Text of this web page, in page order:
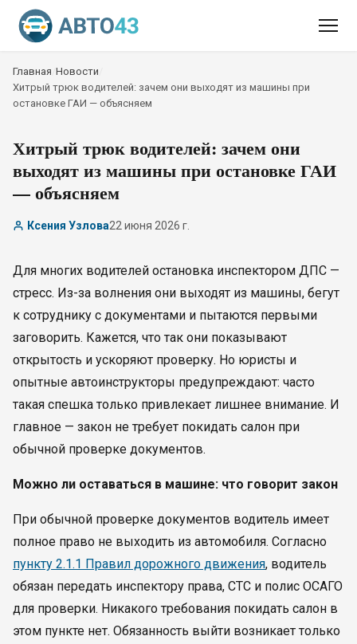
Главная Новости
Хитрый трюк водителей: зачем они выходят из машины при
остановке ГАИ — объясняем
Хитрый трюк водителей: зачем они
выходят из машины при остановке ГАИ
— объясняем
Ксения Узлова22 июня 2026 г.
Для многих водителей остановка инспектором ДПС —
стресс. Из-за волнения они выходят из машины, бегут
к сотруднику с документами и пытаются первыми
заговорить. Кажется, что так они показывают
открытость и ускоряют проверку. Но юристы и
опытные автоинструкторы предупреждают: часто
такая спешка только привлекает лишнее внимание. И
главное — закон не требует покидать салон при
обычной проверке документов.
Можно ли оставаться в машине: что говорит закон
При обычной проверке документов водитель имеет
полное право не выходить из автомобиля. Согласно
пункту 2.1.1 Правил дорожного движения, водитель
обязан передать инспектору права, СТС и полис ОСАГО
для проверки. Никакого требования покидать салон в
этом пункте нет. Обязанность выйти возникает только